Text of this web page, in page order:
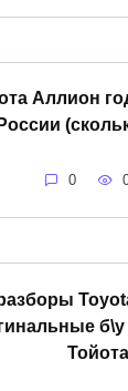
Аллион
России
0
б\у
Тойота